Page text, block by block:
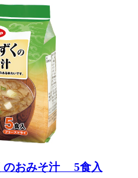
のおみそ汁 5食入